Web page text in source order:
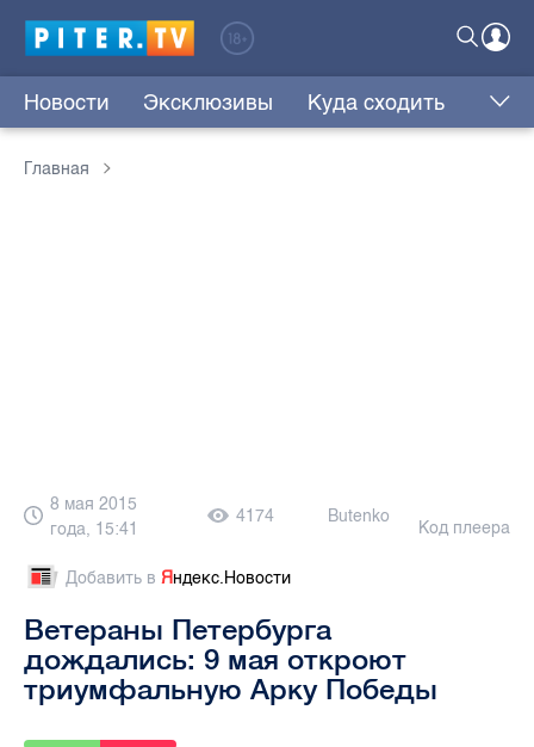
Новости Эксклюзивы Куда сходить
Главная
8 мая 2015
года, 15:41
4174 Butenko
Код плеера
Добавить в Яндекс.Новости
Ветераны Петербурга
дождались: 9 мая откроют
триумфальную Арку Победы